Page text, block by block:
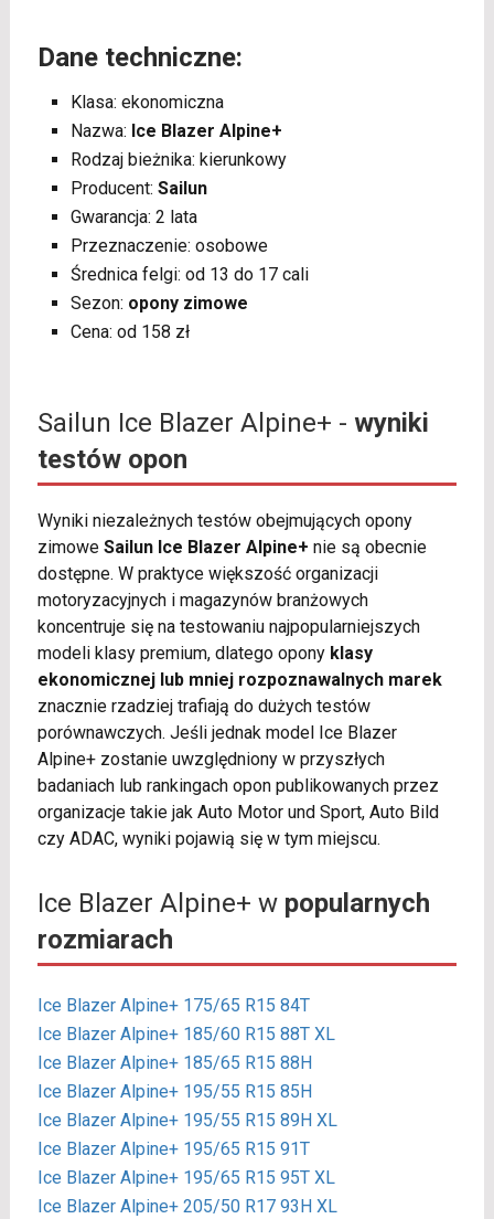
Dane techniczne:
Klasa: ekonomiczna
Nazwa: Ice Blazer Alpine+
Rodzaj bieżnika: kierunkowy
Producent: Sailun
Gwarancja: 2 lata
Przeznaczenie: osobowe
Średnica felgi: od 13 do 17 cali
Sezon: opony zimowe
Cena: od 158 zł
Sailun Ice Blazer Alpine+ - wyniki
testów opon
Wyniki niezależnych testów obejmujących opony
zimowe Sailun Ice Blazer Alpine+ nie są obecnie
dostępne. W praktyce większość organizacji
motoryzacyjnych i magazynów branżowych
koncentruje się na testowaniu najpopularniejszych
modeli klasy premium, dlatego opony klasy
ekonomicznej lub mniej rozpoznawalnych marek
znacznie rzadziej trafiają do dużych testów
porównawczych. Jeśli jednak model Ice Blazer
Alpine+ zostanie uwzględniony w przyszłych
badaniach lub rankingach opon publikowanych przez
organizacje takie jak Auto Motor und Sport, Auto Bild
czy ADAC, wyniki pojawią się w tym miejscu.
Ice Blazer Alpine+ w popularnych
rozmiarach
Ice Blazer Alpine+ 175/65 R15 84T
Ice Blazer Alpine+ 185/60 R15 88T XL
Ice Blazer Alpine+ 185/65 R15 88H
Ice Blazer Alpine+ 195/55 R15 85H
Ice Blazer Alpine+ 195/55 R15 89H XL
Ice Blazer Alpine+ 195/65 R15 91T
Ice Blazer Alpine+ 195/65 R15 95T XL
Ice Blazer Alpine+ 205/50 R17 93H XL